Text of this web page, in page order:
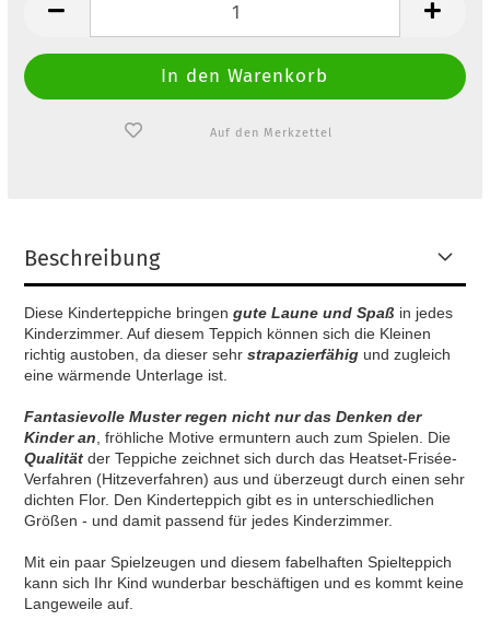
Auf den Merkzettel
Beschreibung
Diese Kinderteppiche bringen gute Laune und Spaß in jedes
Kinderzimmer. Auf diesem Teppich können sich die Kleinen
richtig austoben, da dieser sehr strapazierfähig und zugleich
eine wärmende Unterlage ist.
Fantasievolle Muster regen nicht nur das Denken der
Kinder an , fröhliche Motive ermuntern auch zum Spielen. Die
Qualität der Teppiche zeichnet sich durch das Heatset-Frisée-
Verfahren (Hitzeverfahren) aus und überzeugt durch einen sehr
dichten Flor. Den Kinderteppich gibt es in unterschiedlichen
Größen - und damit passend für jedes Kinderzimmer.
Mit ein paar Spielzeugen und diesem fabelhaften Spielteppich
kann sich Ihr Kind wunderbar beschäftigen und es kommt keine
Langeweile auf.